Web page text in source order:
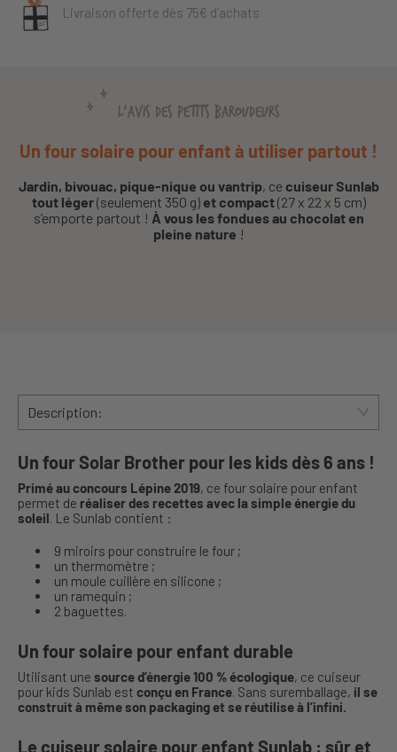
Livraison offerte dès 75€ d’achats
L'AVIS DES PETITS BAROUDEURS
Un four solaire pour enfant à utiliser partout !
Jardin, bivouac, pique-nique ou vantrip, cecuiseur Sunlab
tout léger(seulement 350 g) et compact(27 x 22 x 5 cm)
s’emporte partout ! À vous les fondues au chocolat en
pleine nature !
Description:
Un four Solar Brother pour les kids dès 6 ans !
Primé au concours Lépine 2019, ce four solaire pour enfant
permet de réaliser des recettes avec la simple énergie du
soleil. Le Sunlab contient :
9 miroirs pour construire le four ;
un thermomètre ;
un moule cuillère en silicone ;
un ramequin ;
2 baguettes.
Un four solaire pour enfant durable
Utilisant une source d’énergie 100 % écologique, ce cuiseur
pour kids Sunlab est conçu en France. Sans suremballage, il se
construit à même son packaging et se réutilise à l’infini.
Le cuiseur solaire pour enfant Sunlab : sûr et